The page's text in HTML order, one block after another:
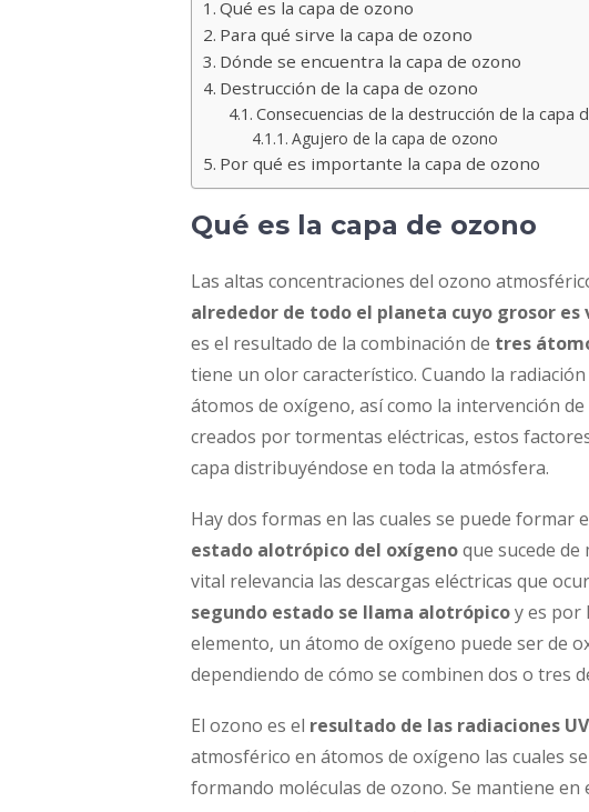
Qué es la capa de ozono
Para qué sirve la capa de ozono
Dónde se encuentra la capa de ozono
Destrucción de la capa de ozono
Consecuencias de la destrucción de la capa
Agujero de la capa de ozono
Por qué es importante la capa de ozono
Qué es la capa de ozono
Las altas concentraciones del ozono
alrededor de todo el planeta cuyo grosor es
es el resultado de la combinación de tres
tiene un olor característico. Cuando la
átomos de oxígeno, así como la intervención
creados por tormentas eléctricas, estos
capa distribuyéndose en toda la atmósfera.
Hay dos formas en las cuales se puede formar
estado alotrópico del oxígenoque sucede
vital relevancia las descargas eléctricas que
segundo estado se llama alotrópicoy es por
elemento, un átomo de oxígeno puede ser de
dependiendo de cómo se combinen dos o tres
El ozono es el resultado de las radiaciones UV
atmosférico en átomos de oxígeno las cuales
formando moléculas de ozono. Se mantiene